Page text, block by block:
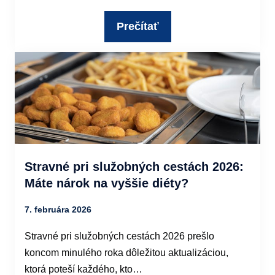
Prečítať
Stravné pri služobných cestách 2026:
Máte nárok na vyššie diéty?
7. februára 2026
Stravné pri služobných cestách 2026 prešlo
koncom minulého roka dôležitou aktualizáciou,
ktorá poteší každého, kto…